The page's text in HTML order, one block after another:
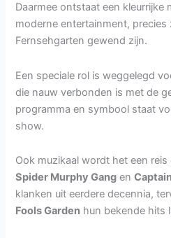
Daarmee ontstaat een kleurrijke
moderne entertainment,
Fernsehgarten gewend zijn.
Een speciale rol is weggelegd
die nauw verbonden is met de
programma en symbool staat
show.
Ook muzikaal wordt het een
Spider Murphy Gang en
klanken uit eerdere decennia,
Fools Garden hun bekende hits